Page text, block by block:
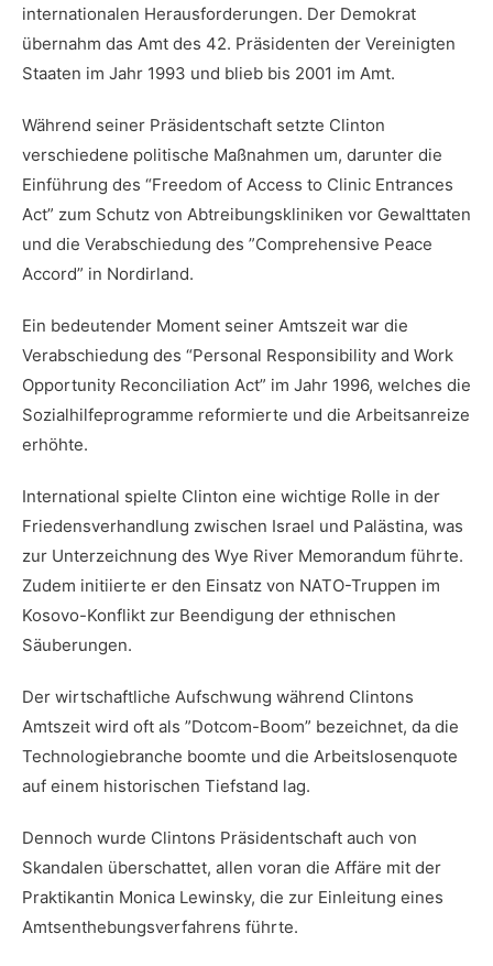
internationalen ⁤Herausforderungen. Der Demokrat
übernahm das Amt des 42. Präsidenten der Vereinigten
‍Staaten im Jahr 1993 ⁣und blieb ​bis 2001 im Amt.
Während ​seiner Präsidentschaft⁤ setzte Clinton
⁣verschiedene politische Maßnahmen um, ‌darunter die
Einführung des “Freedom of Access ⁣to Clinic​ Entrances
Act” ⁢zum Schutz von Abtreibungskliniken vor Gewalttaten
und die Verabschiedung des ⁤”Comprehensive Peace
Accord” in Nordirland.
Ein bedeutender Moment seiner Amtszeit ​war die
Verabschiedung des “Personal Responsibility and Work
Opportunity⁣ Reconciliation Act”⁤ im Jahr 1996, welches die
⁢Sozialhilfeprogramme reformierte und⁣ die Arbeitsanreize
erhöhte.
International‌ spielte ​Clinton eine wichtige ​Rolle⁣ in⁢ der
Friedensverhandlung zwischen Israel ​und Palästina, ​was
zur Unterzeichnung des Wye River Memorandum⁢ führte.
Zudem initiierte er den⁢ Einsatz von‌ NATO-Truppen im
Kosovo-Konflikt zur‌ Beendigung der⁤ ethnischen
Säuberungen.
Der ‍wirtschaftliche ⁢Aufschwung ‌während ⁣Clintons⁣
Amtszeit wird oft‍ als ⁣”Dotcom-Boom” ⁢bezeichnet, ⁢da die
Technologiebranche boomte und die Arbeitslosenquote
auf einem ⁣historischen ‍Tiefstand lag.
Dennoch wurde Clintons Präsidentschaft auch von
⁣Skandalen überschattet, allen voran die Affäre mit ⁣der⁤
Praktikantin Monica Lewinsky,⁣ die zur ⁢Einleitung ​eines
Amtsenthebungsverfahrens führte.